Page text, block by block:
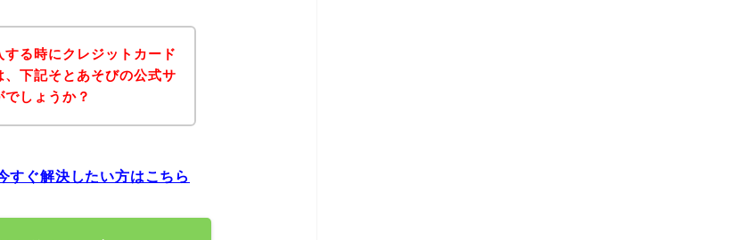
る時にクレジットカード
下記そとあそびの公式サ
しょうか？
すぐ解決したい方はこちら